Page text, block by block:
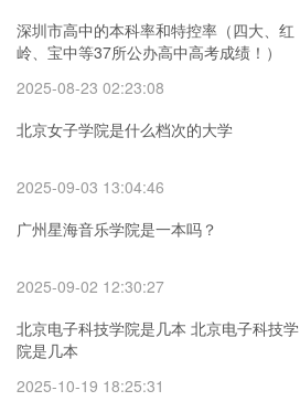
深圳市高中的本科率和特控率（四大、红
岭、宝中等37所公办高中高考成绩！）
2025-08-23 02:23:08
北京女子学院是什么档次的大学
2025-09-03 13:04:46
广州星海音乐学院是一本吗？
2025-09-02 12:30:27
北京电子科技学院是几本 北京电子科技学
院是几本
2025-10-19 18:25:31